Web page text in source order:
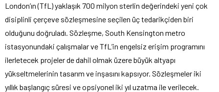
London’ın (TfL) yaklaşık 700 milyon sterlin değerindeki yeni çok
disiplinli çerçeve sözleşmesine seçilen üç tedarikçiden biri
olduğunu doğruladı. Sözleşme, South Kensington metro
istasyonundaki çalışmalar ve TfL’in engelsiz erişim programını
ilerletecek projeler de dahil olmak üzere büyük altyapı
yükseltmelerinin tasarım ve inşasını kapsıyor. Sözleşmeler iki
yıllık başlangıç süresi ve opsiyonel iki yıl uzatma ile verilecek.